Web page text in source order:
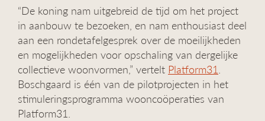
“De koning nam uitgebreid de tijd om het project
in aanbouw te bezoeken, en nam enthousiast deel
aan een rondetafelgesprek over de moeilijkheden
en mogelijkheden voor opschaling van dergelijke
collectieve woonvormen,” vertelt Platform31.
Boschgaard is één van de pilotprojecten in het
stimuleringsprogramma wooncoöperaties van
Platform31.